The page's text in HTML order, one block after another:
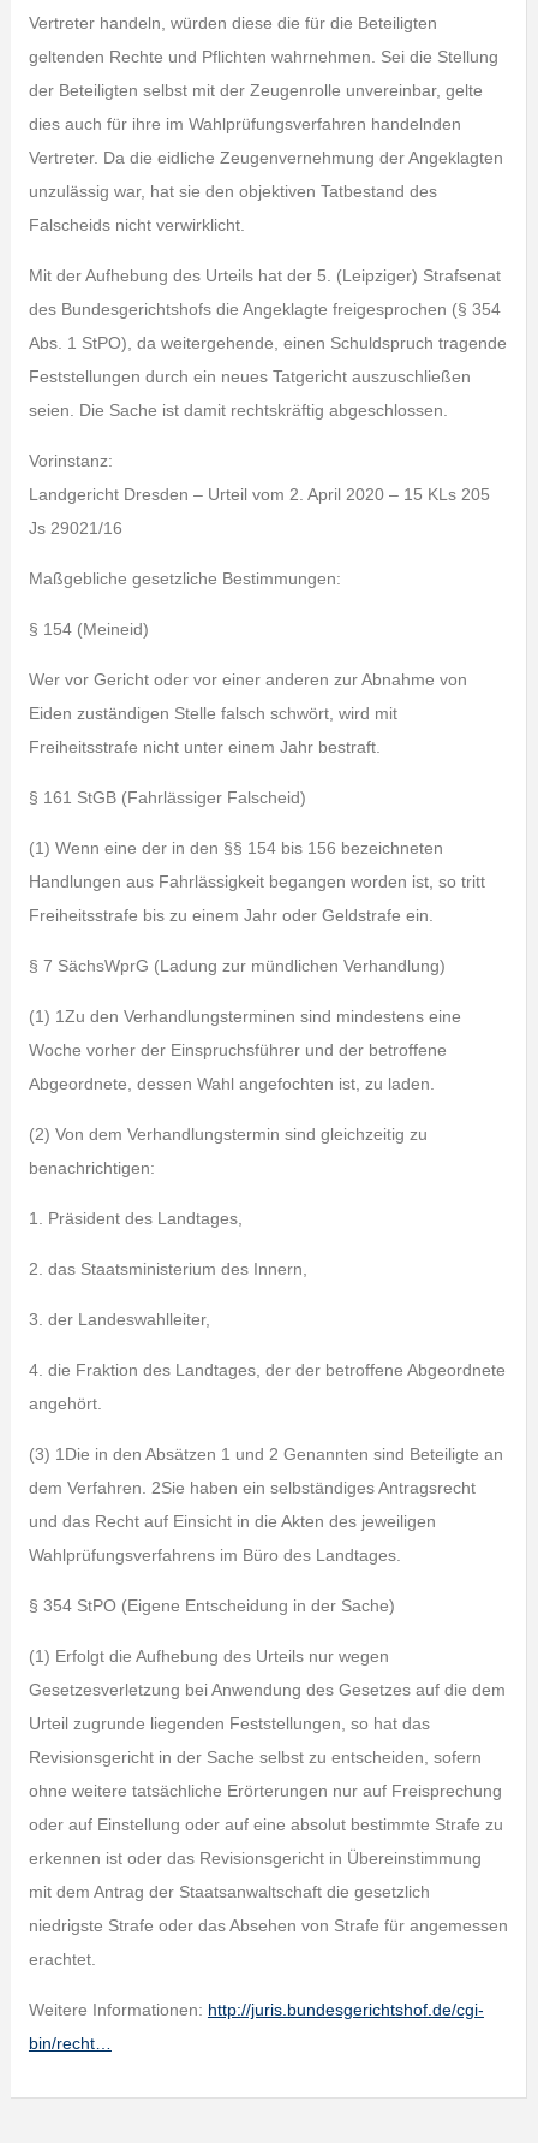
Vertreter handeln, würden diese die für die Beteiligten
geltenden Rechte und Pflichten wahrnehmen. Sei die Stellung
der Beteiligten selbst mit der Zeugenrolle unvereinbar, gelte
dies auch für ihre im Wahlprüfungsverfahren handelnden
Vertreter. Da die eidliche Zeugenvernehmung der Angeklagten
unzulässig war, hat sie den objektiven Tatbestand des
Falscheids nicht verwirklicht.
Mit der Aufhebung des Urteils hat der 5. (Leipziger) Strafsenat
des Bundesgerichtshofs die Angeklagte freigesprochen (§ 354
Abs. 1 StPO), da weitergehende, einen Schuldspruch tragende
Feststellungen durch ein neues Tatgericht auszuschließen
seien. Die Sache ist damit rechtskräftig abgeschlossen.
Vorinstanz:
Landgericht Dresden – Urteil vom 2. April 2020 – 15 KLs 205
Js 29021/16
Maßgebliche gesetzliche Bestimmungen:
§ 154 (Meineid)
Wer vor Gericht oder vor einer anderen zur Abnahme von
Eiden zuständigen Stelle falsch schwört, wird mit
Freiheitsstrafe nicht unter einem Jahr bestraft.
§ 161 StGB (Fahrlässiger Falscheid)
(1) Wenn eine der in den §§ 154 bis 156 bezeichneten
Handlungen aus Fahrlässigkeit begangen worden ist, so tritt
Freiheitsstrafe bis zu einem Jahr oder Geldstrafe ein.
§ 7 SächsWprG (Ladung zur mündlichen Verhandlung)
(1) 1Zu den Verhandlungsterminen sind mindestens eine
Woche vorher der Einspruchsführer und der betroffene
Abgeordnete, dessen Wahl angefochten ist, zu laden.
(2) Von dem Verhandlungstermin sind gleichzeitig zu
benachrichtigen:
1. Präsident des Landtages,
2. das Staatsministerium des Innern,
3. der Landeswahlleiter,
4. die Fraktion des Landtages, der der betroffene Abgeordnete
angehört.
(3) 1Die in den Absätzen 1 und 2 Genannten sind Beteiligte an
dem Verfahren. 2Sie haben ein selbständiges Antragsrecht
und das Recht auf Einsicht in die Akten des jeweiligen
Wahlprüfungsverfahrens im Büro des Landtages.
§ 354 StPO (Eigene Entscheidung in der Sache)
(1) Erfolgt die Aufhebung des Urteils nur wegen
Gesetzesverletzung bei Anwendung des Gesetzes auf die dem
Urteil zugrunde liegenden Feststellungen, so hat das
Revisionsgericht in der Sache selbst zu entscheiden, sofern
ohne weitere tatsächliche Erörterungen nur auf Freisprechung
oder auf Einstellung oder auf eine absolut bestimmte Strafe zu
erkennen ist oder das Revisionsgericht in Übereinstimmung
mit dem Antrag der Staatsanwaltschaft die gesetzlich
niedrigste Strafe oder das Absehen von Strafe für angemessen
erachtet.
Weitere Informationen: http://juris.bundesgerichtshof.de/cgi-
bin/recht…